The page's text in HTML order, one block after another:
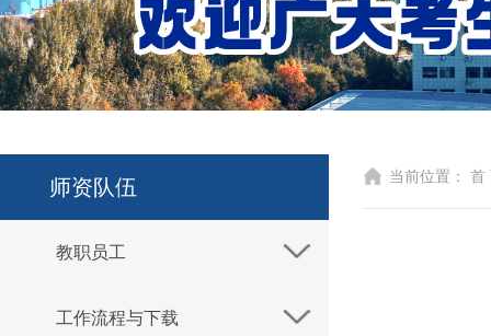
师资队伍
教职员工
工作流程与下载
当前位置： 首